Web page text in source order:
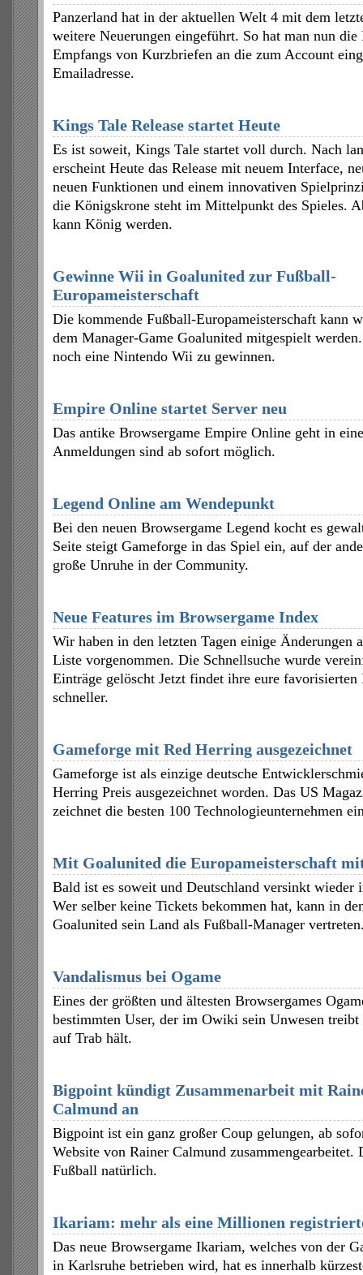
Panzerland hat in der aktuellen Welt 4 mit dem
weitere Neuerungen eingeführt. So hat man nun
Empfangs von Kurzbriefen an die zum Account
Emailadresse.
Kings Tale Release startet Heute
Es ist soweit, Kings Tale startet voll durch. Nach
erscheint Heute das Release mit neuem Interface,
neuen Funktionen und einem innovativen
die Königskrone steht im Mittelpunkt des Spieles.
kann König werden.
Gewinne Wii in Goalunited zur Fußball-
Europameisterschaft
Die kommende Fußball-Europameisterschaft kann
dem Manager-Game Goalunited mitgespielt
noch eine Nintendo Wii zu gewinnen.
Empire Online startet Server neu
Das antike Browsergame Empire Online geht in
Anmeldungen sind ab sofort möglich.
Legend Online am Wendepunkt
Bei den neuen Browsergame Legend kocht es
Seite steigt Gameforge in das Spiel ein, auf der
große Unruhe in der Community.
Neue Features im Browsergame Index
Wir haben in den letzten Tagen einige Änderungen
Liste vorgenommen. Die Schnellsuche wurde
Einträge gelöscht Jetzt findet ihre eure favorisierten
schneller.
Gameforge mit Red Herring ausgezeichnet
Gameforge ist als einzige deutsche
Herring Preis ausgezeichnet worden. Das US
zeichnet die besten 100 Technologieunternehmen
Mit Goalunited die Europameisterschaft
Bald ist es soweit und Deutschland versinkt wieder
Wer selber keine Tickets bekommen hat, kann in
Goalunited sein Land als Fußball-Manager
Vandalismus bei Ogame
Eines der größten und ältesten Browsergames
bestimmten User, der im Owiki sein Unwesen
auf Trab hält.
Bigpoint kündigt Zusammenarbeit mit
Calmund an
Bigpoint ist ein ganz großer Coup gelungen, ab
Website von Rainer Calmund zusammengearbeitet.
Fußball natürlich.
Ikariam: mehr als eine Millionen
Das neue Browsergame Ikariam, welches von der
in Karlsruhe betrieben wird, hat es innerhalb